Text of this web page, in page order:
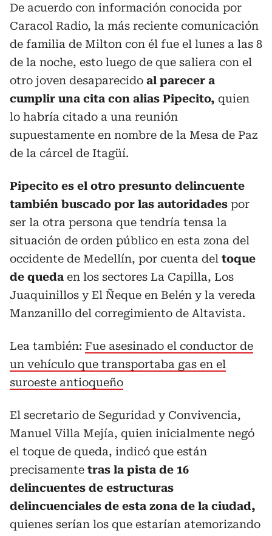
De acuerdo con información conocida por
Caracol Radio, la más reciente comunicación
de familia de Milton con él fue el lunes a las 8
de la noche, esto luego de que saliera con el
otro joven desaparecido al parecer a
cumplir una cita con alias Pipecito, quien
lo habría citado a una reunión
supuestamente en nombre de la Mesa de Paz
de la cárcel de Itagüí.
Pipecito es el otro presunto delincuente
también buscado por las autoridades por
ser la otra persona que tendría tensa la
situación de orden público en esta zona del
occidente de Medellín, por cuenta del toque
de queda en los sectores La Capilla, Los
Juaquinillos y El Ñeque en Belén y la vereda
Manzanillo del corregimiento de Altavista.
Lea también: Fue asesinado el conductor de
un vehículo que transportaba gas en el
suroeste antioqueño
El secretario de Seguridad y Convivencia,
Manuel Villa Mejía, quien inicialmente negó
el toque de queda, indicó que están
precisamente tras la pista de 16
delincuentes de estructuras
delincuenciales de esta zona de la ciudad,
quienes serían los que estarían atemorizando